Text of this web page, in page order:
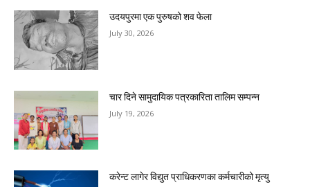
उदयपुरमा एक पुरुषको शव फेला
July 30, 2026
चार दिने सामुदायिक पत्रकारिता तालिम सम्पन्न
July 19, 2026
करेन्ट लागेर विद्युत प्राधिकरणका कर्मचारीको मृत्यु